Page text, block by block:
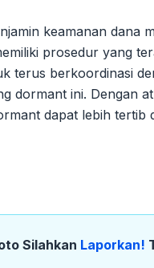
keamanan dana
prosedur yang
terus berkoordinasi
dormant ini. Dengan
dapat lebih tertib
Silahkan Laporkan!